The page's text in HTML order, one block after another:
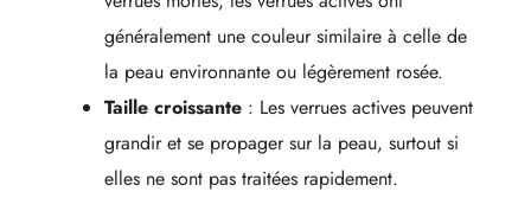
généralement une couleur similaire à celle de
la peau environnante ou légèrement rosée.
Taille croissante : Les verrues actives peuvent
grandir et se propager sur la peau, surtout si
elles ne sont pas traitées rapidement.